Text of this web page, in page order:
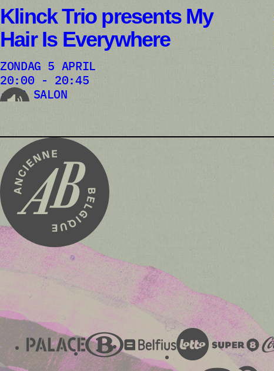
Klinck Trio presents My
Hair Is Everywhere
ZONDAG 5 APRIL
20:00 - 20:45
AB SALON